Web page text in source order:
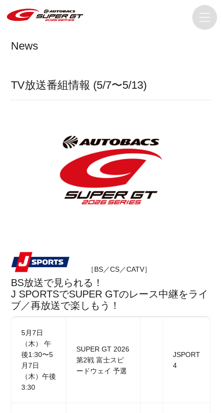
News
TV放送番組情報 (5/7〜5/13)
［BS／CS／CATV］
BS放送で見られる！
J SPORTSでSUPER GTのレース中継をライ
ブ／再放送で楽しもう！
5月7日
（木） 午
後1:30〜5
月7日
（木）午後
3:30
SUPER GT 2026
第2戦 富士スピ
ードウェイ 予選
JSPORT
4